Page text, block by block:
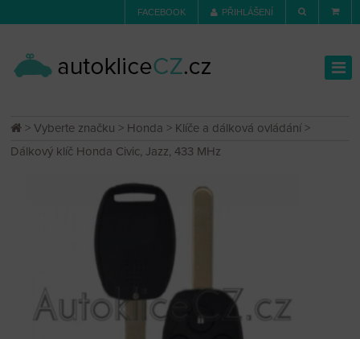
FACEBOOK PŘIHLÁŠENÍ
>Vyberte značku > Honda > Klíče a dálková ovládání>
Dálkový klíč Honda Civic, Jazz, 433 MHz